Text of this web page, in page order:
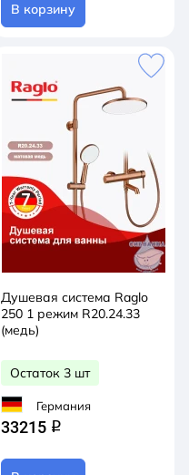
В корзину
Душевая система Raglo
250 1 режим R20.24.33
(медь)
Остаток 3 шт
Германия
33215 q